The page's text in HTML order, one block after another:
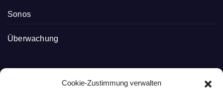
Cookie-Zustimmung verwalten
Sonos
Überwachung